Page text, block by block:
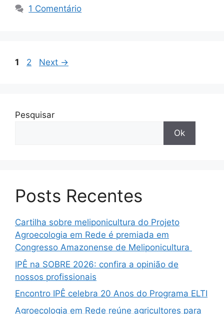
1 Comentário
1 2 Next →
Pesquisar
Ok
Posts Recentes
Cartilha sobre meliponicultura do Projeto
Agroecologia em Rede é premiada em
Congresso Amazonense de Meliponicultura
IPÊ na SOBRE 2026: confira a opinião de
nossos profissionais
Encontro IPÊ celebra 20 Anos do Programa ELTI
Agroecologia em Rede reúne agricultores para